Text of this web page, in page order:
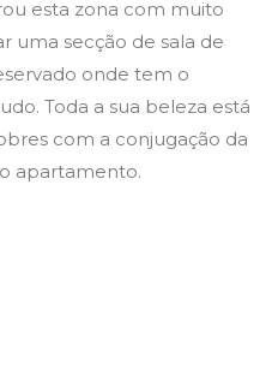
esta zona com muito
uma secção de sala de
onde tem o
Toda a sua beleza está
com a conjugação da
apartamento.